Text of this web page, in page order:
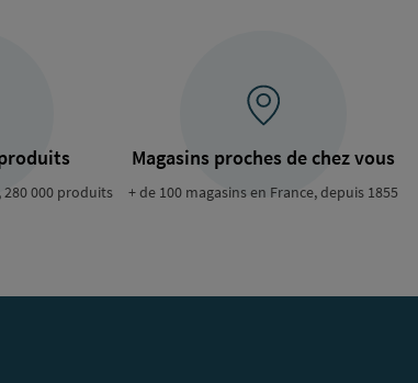
280 000 produits
Magasins proches de chez vous
+ de 100 magasins en France, depuis 1855